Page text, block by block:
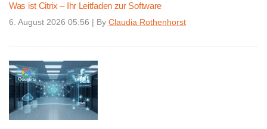
Was ist Citrix – Ihr Leitfaden zur Software
6. August 2026 05:56 | By Claudia Rothenhorst